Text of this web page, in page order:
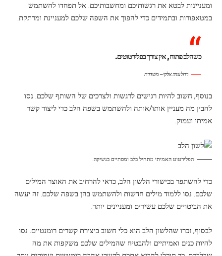
ומעניינות לבטא את רגשותיכם ומחשבותיכם. אל תפחדו להשתמש
במטאפורות ובתמידים כדי להפוך את השפה שלכם למעניינת ומרתקת.
כשהלב פתוח, אין צורך בפלירטוטים.
רחל עדה אלקי – משוררת
בנוסף, חשוב להיות רגישים לרגשות ולצרכים של השותף שלכם. נסו
להבין מה מעניין אותו/אותה ולהשתמש בשפה הלב כדי ליצור קשר
אמיתי ועמוק.
הפלירטוט האמיתי מתחיל בלב ומסתיים בנשיקה.
כדי להשתפר בכישורי הלשון הלב, כדאי להרחיב את האוצר המילים
שלכם. נסו ללמוד מילים חדשות ולהשתמש בהן בשפה שלכם. זה יעשה
את הביטויים שלכם עשירים ומעניינים יותר.
לבסוף, זכרו שהלשון הלב הוא כלי חשוב ביצירת קשרים רומנטיים. נסו
להיות כנים ואמיתיים ולהבטיח שהמילים שלכם משקפות את מה